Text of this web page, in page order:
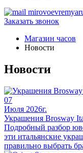
Заказать звонок
Магазин часов
Новости
Новости
07
Июля 2026г.
Украшения Brosway
Подробный разбор
эти итальянские
правильно выбрать